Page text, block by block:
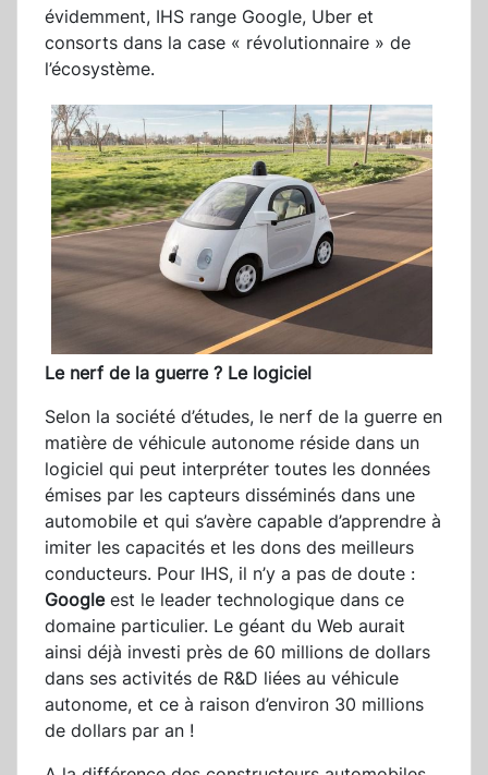
évidemment, IHS range Google, Uber et
consorts dans la case « révolutionnaire » de
l’écosystème.
Le nerf de la guerre ? Le logiciel
Selon la société d’études, le nerf de la guerre en
matière de véhicule autonome réside dans un
logiciel qui peut interpréter toutes les données
émises par les capteurs disséminés dans une
automobile et qui s’avère capable d’apprendre à
imiter les capacités et les dons des meilleurs
conducteurs. Pour IHS, il n’y a pas de doute :
Googleest le leader technologique dans ce
domaine particulier. Le géant du Web aurait
ainsi déjà investi près de 60 millions de dollars
dans ses activités de R&D liées au véhicule
autonome, et ce à raison d’environ 30 millions
de dollars par an !